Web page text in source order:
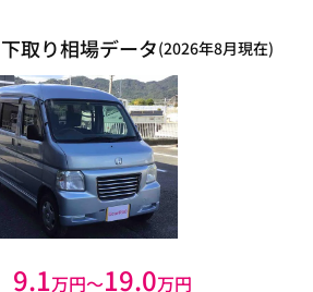
取り相場データ(2026年8月現在)
9.1万円〜19.0万円